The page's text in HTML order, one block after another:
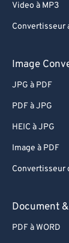
Video à MP3
Convertisseur
Image
JPG à PDF
PDF à JPG
HEIC à JPG
Image à PDF
Convertisseur
Document
PDF à WORD